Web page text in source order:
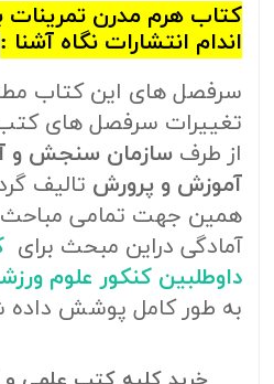
کتاب هرم مدرن تمرینات
اندام انتشارات نگاه آشنا :
سرفصل های این کتاب
تغییرات سرفصل های
از طرف سازمان سنجش و
آموزش و پرورش تالیف
همین جهت تمامی مباحث
آمادگی دراین مبحث برای
داوطلبین کنکور علوم
به طور کامل پوشش